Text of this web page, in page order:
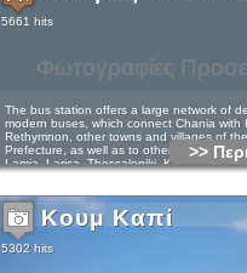
Φωτογραφίες
5661 hits
The bus station offers a large network of
modern buses, which connect Chania with
Rethymnon, other towns and villages of
Prefecture, as well as to other cities of
Lamia, Larisa, Thessaloniki, Korinthos,
>>
Κουμ Καπί
5302 hits